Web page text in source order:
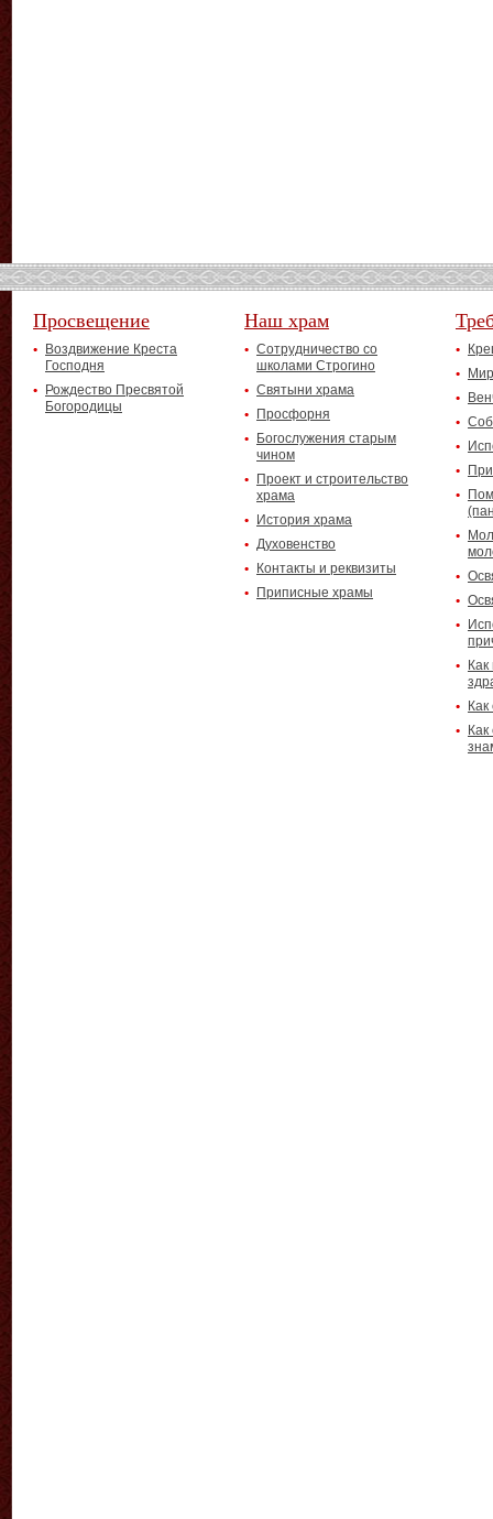
Просвещение
Воздвижение Креста
Господня
Рождество Пресвятой
Богородицы
Наш храм
Сотрудничество со
школами Строгино
Святыни храма
Просфорня
Богослужения старым
чином
Проект и строительство
храма
История храма
Духовенство
Контакты и реквизиты
Приписные храмы
Как